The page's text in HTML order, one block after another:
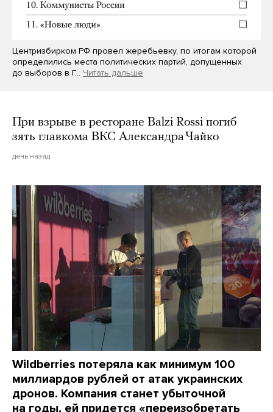
Центризбирком РФ провел жеребьевку, по итогам которой
определились места политических партий, допущенных
до выборов в Г… Читать дальше
При взрыве в ресторане Balzi Rossi погиб
зять главкома ВКС Александра Чайко
день назад
Wildberries потеряла как минимум 100
миллиардов рублей от атак украинских
дронов. Компания станет убыточной
на годы, ей придется «переизобретать